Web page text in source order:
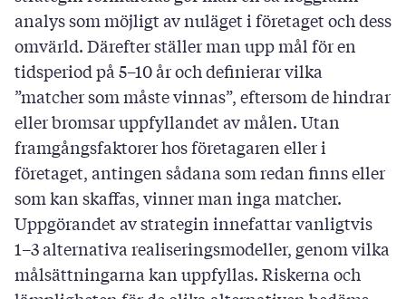
fick. Motsvarade resultatet dina egna
förväntningar? Vilka faktorer finns det skäl för dig
att fästa särskild uppmärksamhet vid i
fortsättningen?
analys som möjligt av nuläget i företaget och dess
omvärld. Därefter ställer man upp mål för en
tidsperiod på 5–10 år och definierar vilka
”matcher som måste vinnas”, eftersom de hindrar
eller bromsar uppfyllandet av målen. Utan
framgångsfaktorer hos företagaren eller i
företaget, antingen sådana som redan finns eller
som kan skaffas, vinner man inga matcher.
Uppgörandet av strategin innefattar vanligtvis
1–3 alternativa realiseringsmodeller, genom vilka
målsättningarna kan uppfyllas. Riskerna och